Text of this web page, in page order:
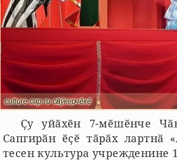
culture.cap.ru сӑнӳкерчӗкӗ
Ҫу уйӑхӗн 7-мӗшӗнче
Сапгирӑн ӗҫӗ тӑрӑх лартнӑ
тесен культура учрежденине